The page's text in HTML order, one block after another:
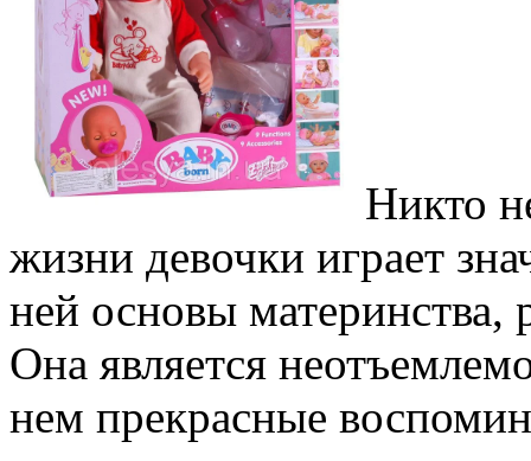
Никто
жизни девочки играет
ней основы материнства,
Она является
нем прекрасные